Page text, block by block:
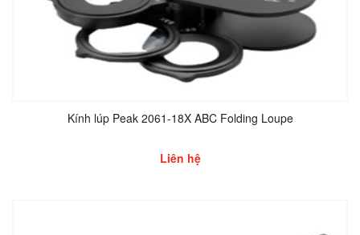
Kính lúp Peak 2061-18X ABC Folding Loupe
Liên hệ